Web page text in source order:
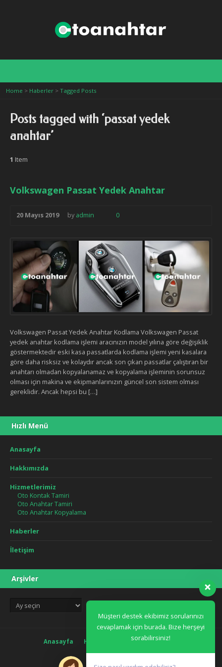
Home > Haberler > Tagged Posts
Posts tagged with ‘passat yedek
anahtar’
1 Item
Volkswagen Passat Yedek Anahtar
20 Mayıs 2019 by admin 0
Volkswagen Passat Yedek Anahtar Kodlama Volkswagen Passat
yedek anahtar kodlama işlemi aracınızın model yılına göre değişiklik
göstermektedir eski kasa passatlarda kodlama işlemi yeni kasalara
göre daha risksiz ve kolaydır ancak son çıkan passatlar çalıştıran bir
anahtarı olmadan kopyalanamaz ve kopyalama işleminin sorunsuz
olması için makina ve ekipmanlarınızın güncel son sistem olması
gereklidir. Ancak hepsi bu […]
Hızlı Menü
Anasayfa
Hakkımızda
Hizmetlerimiz
Oto Kontak Tamiri
Oto Anahtar Tamiri
Oto Anahtar Kopyalama
Haberler
İletişim
Arşivler
Arşivler
Anasayfa Hakkımızda Blog İletişim
Müşteri destek ekibimiz sorularınızı
cevaplamak için burada. Bize herşeyi
sorabilirsiniz!